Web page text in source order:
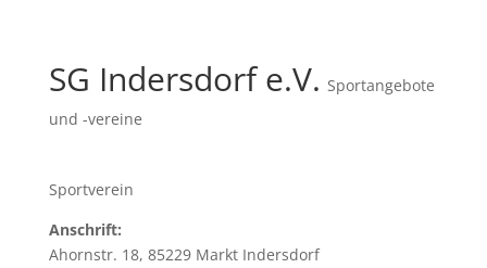
SG Indersdorf e.V. Sportangebote
und -vereine
Sportverein
Anschrift:
Ahornstr. 18, 85229 Markt Indersdorf